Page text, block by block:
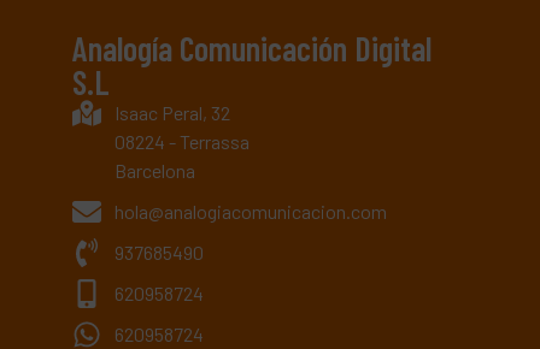
Analogía Comunicación Digital
S.L
Isaac Peral, 32
08224 - Terrassa
Barcelona
hola@analogiacomunicacion.com
937685490
620958724
620958724